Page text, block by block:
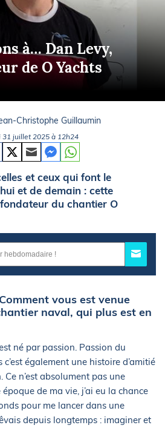
à… Dan Levy,
de O Yachts
Christophe Guillaumin
31 juillet 2025 à 12h24
et ceux qui font le
et de demain : cette
du chantier O
vous est venue
naval, qui plus est en
né par passion. Passion du
également une histoire d’amitié
n’est absolument pas une
de ma vie, j’ai eu la chance
pour me lancer dans une
depuis longtemps : imaginer et